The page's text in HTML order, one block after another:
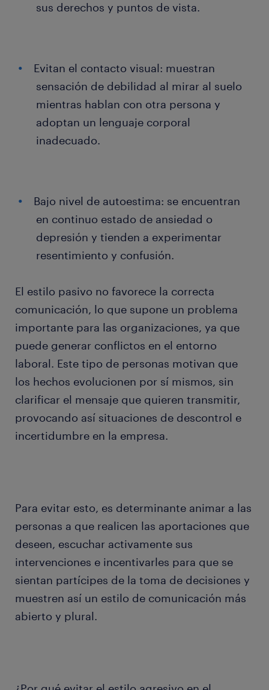
sus derechos y puntos de vista.
Evitan el contacto visual: muestran
sensación de debilidad al mirar al suelo
mientras hablan con otra persona y
adoptan un lenguaje corporal
inadecuado.
Bajo nivel de autoestima: se encuentran
en continuo estado de ansiedad o
depresión y tienden a experimentar
resentimiento y confusión.
El estilo pasivo no favorece la correcta
comunicación, lo que supone un problema
importante para las organizaciones, ya que
puede generar conflictos en el entorno
laboral. Este tipo de personas motivan que
los hechos evolucionen por sí mismos, sin
clarificar el mensaje que quieren transmitir,
provocando así situaciones de descontrol e
incertidumbre en la empresa.
Para evitar esto, es determinante animar a las
personas a que realicen las aportaciones que
deseen, escuchar activamente sus
intervenciones e incentivarles para que se
sientan partícipes de la toma de decisiones y
muestren así un estilo de comunicación más
abierto y plural.